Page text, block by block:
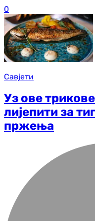
0
Савјети
Уз ове
лијепити за
пржења